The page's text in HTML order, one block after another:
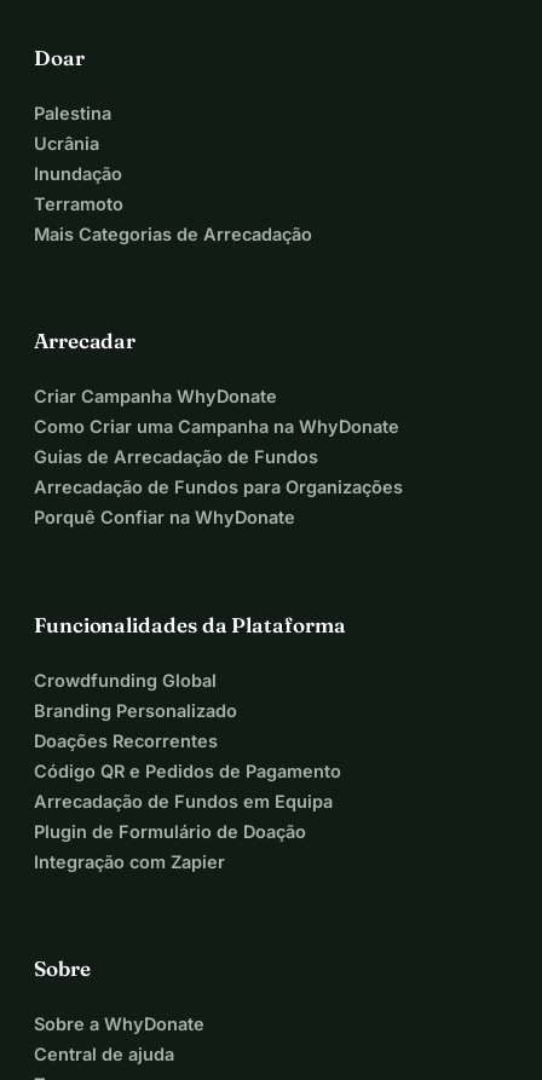
Doar
Palestina
Ucrânia
Inundação
Terramoto
Mais Categorias de Arrecadação
Arrecadar
Criar Campanha WhyDonate
Como Criar uma Campanha na WhyDonate
Guias de Arrecadação de Fundos
Arrecadação de Fundos para Organizações
Porquê Confiar na WhyDonate
Funcionalidades da Plataforma
Crowdfunding Global
Branding Personalizado
Doações Recorrentes
Código QR e Pedidos de Pagamento
Arrecadação de Fundos em Equipa
Plugin de Formulário de Doação
Integração com Zapier
Sobre
Sobre a WhyDonate
Central de ajuda